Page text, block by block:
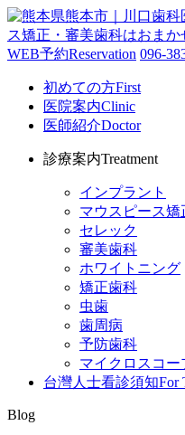
WEB予約Reservation 096-
初めての方First
医院案内Clinic
医師紹介Doctor
診療案内Treatment
インプラント
マウスピース矯
セレック
審美歯科
ホワイトニング
矯正歯科
虫歯
歯周病
予防歯科
マイクロスコー
台灣人士看診須知For
Blog